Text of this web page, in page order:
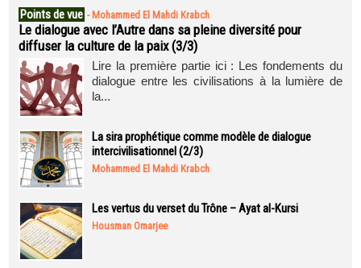
Points de vue - Mohammed El Mahdi Krabch
Le dialogue avec l’Autre dans sa pleine diversité pour
diffuser la culture de la paix (3/3)
Lire la première partie ici : Les fondements du
dialogue entre les civilisations à la lumière de
la...
La sira prophétique comme modèle de dialogue
intercivilisationnel (2/3)
Mohammed El Mahdi Krabch
Les vertus du verset du Trône – Ayat al-Kursi
Housman Omarjee